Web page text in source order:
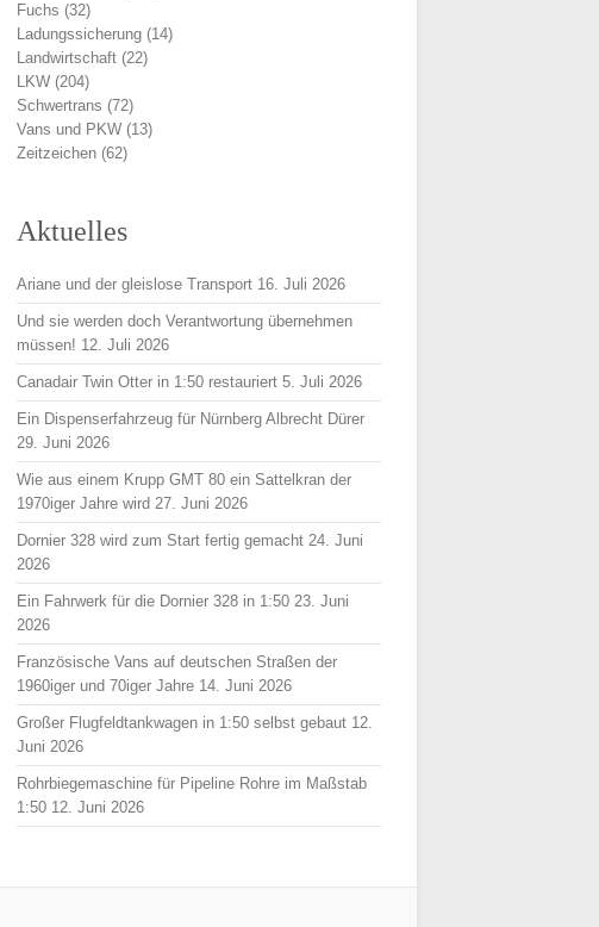
Fuchs (32)
Ladungssicherung (14)
Landwirtschaft (22)
LKW (204)
Schwertrans (72)
Vans und PKW (13)
Zeitzeichen (62)
Aktuelles
Ariane und der gleislose Transport 16. Juli 2026
Und sie werden doch Verantwortung übernehmen
müssen! 12. Juli 2026
Canadair Twin Otter in 1:50 restauriert 5. Juli 2026
Ein Dispenserfahrzeug für Nürnberg Albrecht Dürer
29. Juni 2026
Wie aus einem Krupp GMT 80 ein Sattelkran der
1970iger Jahre wird 27. Juni 2026
Dornier 328 wird zum Start fertig gemacht 24. Juni
2026
Ein Fahrwerk für die Dornier 328 in 1:50 23. Juni
2026
Französische Vans auf deutschen Straßen der
1960iger und 70iger Jahre 14. Juni 2026
Großer Flugfeldtankwagen in 1:50 selbst gebaut 12.
Juni 2026
Rohrbiegemaschine für Pipeline Rohre im Maßstab
1:50 12. Juni 2026